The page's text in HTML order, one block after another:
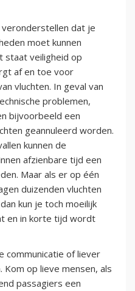
dat je
moet kunnen
staat veiligheid op
af en toe voor
vluchten. In geval van
problemen,
bijvoorbeeld een
geannuleerd worden.
kunnen de
afzienbare tijd een
Maar als er op één
duizenden vluchten
kun je toch moeilijk
en in korte tijd wordt
communicatie of liever
op lieve mensen, als
passagiers een